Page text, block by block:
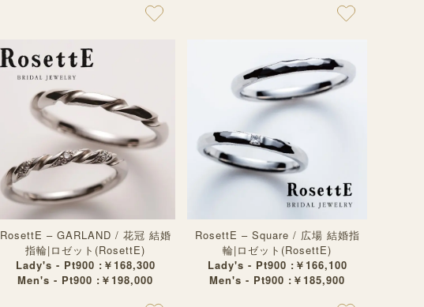
RosettE – GARLAND / 花冠 結婚
指輪|ロゼット(RosettE)
Lady's - Pt900 :￥168,300
Men's - Pt900 :￥198,000
RosettE – Square / 広場 結婚指
輪|ロゼット(RosettE)
Lady's - Pt900 :￥166,100
Men's - Pt900 :￥185,900